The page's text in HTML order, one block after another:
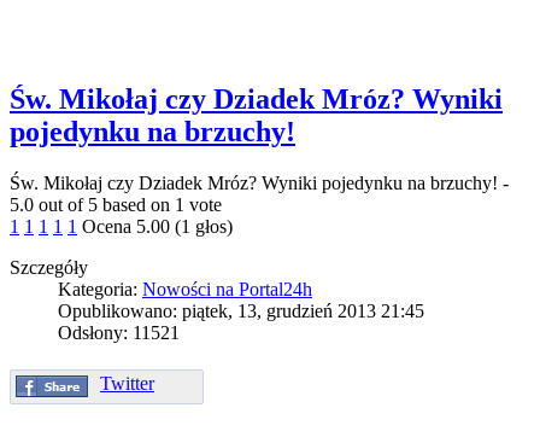
Św. Mikołaj czy Dziadek Mróz? Wyniki
pojedynku na brzuchy!
Św. Mikołaj czy Dziadek Mróz? Wyniki pojedynku na brzuchy! -
5.0 out of 5 based on 1 vote
1 1 1 1 1 Ocena 5.00 (1 głos)
Szczegóły
Kategoria: Nowości na Portal24h
Opublikowano: piątek, 13, grudzień 2013 21:45
Odsłony: 11521
Twitter